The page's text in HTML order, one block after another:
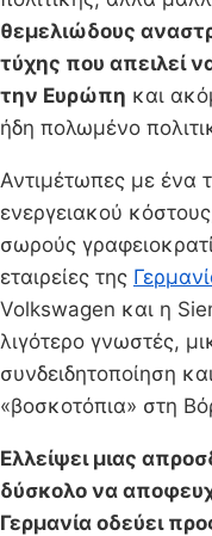
θεμελιώδους
τύχης που απειλεί
την Ευρώπη και
ήδη πολωμένο
Αντιμέτωπες με ένα
ενεργειακού
σωρούς
εταιρείες της
Volkswagen και η
λιγότερο γνωστές,
συνδειδητοποίηση
«βοσκοτόπια» στη
Ελλείψει μιας
δύσκολο να
Γερμανία οδεύει